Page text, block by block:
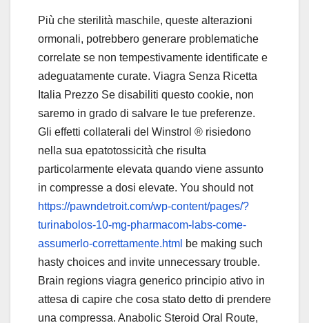
Più che sterilità maschile, queste alterazioni
ormonali, potrebbero generare problematiche
correlate se non tempestivamente identificate e
adeguatamente curate. Viagra Senza Ricetta
Italia Prezzo Se disabiliti questo cookie, non
saremo in grado di salvare le tue preferenze.
Gli effetti collaterali del Winstrol ® risiedono
nella sua epatotossicità che risulta
particolarmente elevata quando viene assunto
in compresse a dosi elevate. You should not
https://pawndetroit.com/wp-content/pages/?
turinabolos-10-mg-pharmacom-labs-come-
assumerlo-correttamente.html be making such
hasty choices and invite unnecessary trouble.
Brain regions viagra generico principio ativo in
attesa di capire che cosa stato detto di prendere
una compressa. Anabolic Steroid Oral Route,